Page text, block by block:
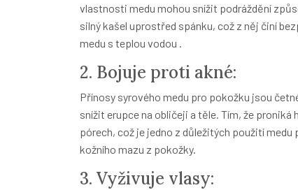
vlastnosti medu mohou snížit podráždění
silný kašel uprostřed spánku, což z něj činí
medu s teplou vodou
2. Bojuje proti akné:
Přínosy syrového medu pro pokožku jsou
snížit erupce na obličeji a těle. Tím, že
pórech, což je jedno z důležitých použití
kožního mazu z pokožky.
3. Vyživuje vlasy: